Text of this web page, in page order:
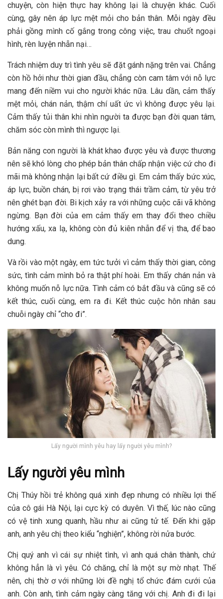
chuyện, còn hiện thực hay không lại là chuyện khác. Cuối
cùng, gây nên áp lực mệt mỏi cho bản thân. Mỗi ngày đều
phải gồng mình cố gắng trong công việc, trau chuốt ngoại
hình, rèn luyện nhẫn nại…
Trách nhiệm duy trì tình yêu sẽ đặt gánh nặng trên vai. Chẳng
còn hồ hởi như thời gian đầu, chẳng còn cam tâm với nỗ lực
mang đến niềm vui cho người khác nữa. Lâu dần, cảm thấy
mệt mỏi, chán nản, thậm chí uất ức vì không được yêu lại.
Cảm thấy tủi thân khi nhìn người ta được bạn đời quan tâm,
chăm sóc còn mình thì ngược lại.
Bản năng con người là khát khao được yêu và được thương
nên sẽ khó lòng cho phép bản thân chấp nhận việc cứ cho đi
mãi mà không nhận lại bất cứ điều gì. Em cảm thấy bức xúc,
áp lực, buồn chán, bị rơi vào trạng thái trầm cảm, từ yêu trở
nên ghét bạn đời. Bi kịch xảy ra với những cuộc cãi vã không
ngừng. Bạn đời của em cảm thấy em thay đổi theo chiều
hướng xấu, xa lạ, không còn đủ kiên nhẫn để vị tha, để bao
dung.
Và rồi vào một ngày, em tức tưởi vì cảm thấy thời gian, công
sức, tình cảm mình bỏ ra thật phí hoài. Em thấy chán nản và
không muốn nỗ lực nữa. Tình cảm có bắt đầu và cũng sẽ có
kết thúc, cuối cùng, em ra đi. Kết thúc cuộc hôn nhân sau
chuỗi ngày chỉ “cho đi”.
Lấy người mình yêu hay lấy người yêu mình?
Lấy người yêu mình
Chị Thúy hồi trẻ không quá xinh đẹp nhưng có nhiều lợi thế
của cô gái Hà Nội, lại cực kỳ có duyên. Vì thế, lúc nào cũng
có vệ tinh xung quanh, hầu như ai cũng tử tế. Đến khi gặp
anh, anh yêu chị theo kiểu “nghiện”, không rời nửa bước.
Chị quý anh vì cái sự nhiệt tình, vì anh quá chân thành, chứ
không hẳn là vì yêu. Có chăng, chỉ là một sự mờ nhạt. Thế
nên, chị thờ ơ với những lời đề nghị tổ chức đám cưới của
anh. Còn anh, tình cảm ngày càng tăng với chị. Anh đi đi lại